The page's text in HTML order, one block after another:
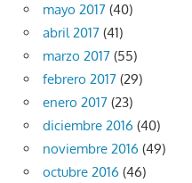
mayo 2017 (40)
abril 2017 (41)
marzo 2017 (55)
febrero 2017 (29)
enero 2017 (23)
diciembre 2016 (40)
noviembre 2016 (49)
octubre 2016 (46)